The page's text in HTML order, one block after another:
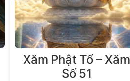
Xăm Phật Tổ – Xăm
Số 51